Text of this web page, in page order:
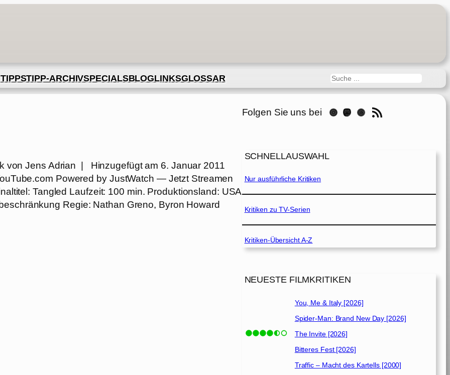
TIPPSTIPP-ARCHIVSPECIALSBLOGLINKSGLOSSAR Suchen
Jens Adrian | Hinzugefügt am 6. Januar 2011
Powered by JustWatch — Jetzt Streamen
Tangled Laufzeit: 100 min. Produktionsland: USA
Regie: Nathan Greno, Byron Howard
Folgen Sie uns bei Instagram Mastodon Threads RSS-Feed
SCHNELLAUSWAHL
Nur ausführliche Kritiken
Kritiken zu TV-Serien
Kritiken-Übersicht A-Z
NEUESTE FILMKRITIKEN
You, Me & Italy [2026]
Spider-Man: Brand New Day [2026]
The Invite [2026]
Bitteres Fest [2026]
Traffic – Macht des Kartells [2000]